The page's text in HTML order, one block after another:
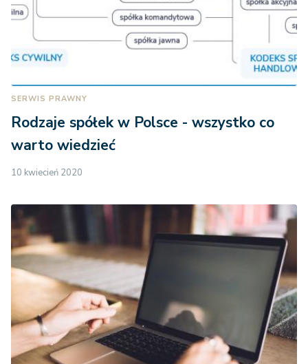
SERWIS PRAWNY
Rodzaje spółek w Polsce - wszystko co
warto wiedzieć
10 kwiecień 2020